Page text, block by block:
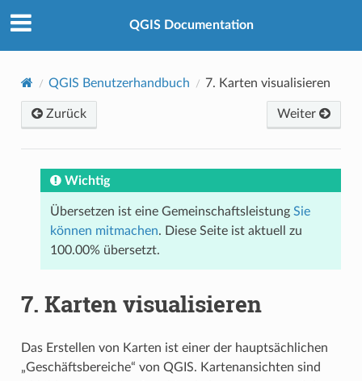
QGIS Documentation
QGIS Benutzerhandbuch 7. Karten visualisieren
Zurück Weiter
Wichtig
Übersetzen ist eine Gemeinschaftsleistung Sie
können mitmachen. Diese Seite ist aktuell zu
100.00% übersetzt.
7. Karten visualisieren
Das Erstellen von Karten ist einer der hauptsächlichen
„Geschäftsbereiche“ von QGIS. Kartenansichten sind